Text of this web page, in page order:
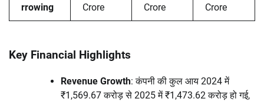
rrowing
Crore
Crore
Crore
Key Financial Highlights
Revenue Growth: कंपनी की कुल आय 2024 में
₹1,569.67 करोड़ से 2025 में ₹1,473.62 करोड़ हो गई,